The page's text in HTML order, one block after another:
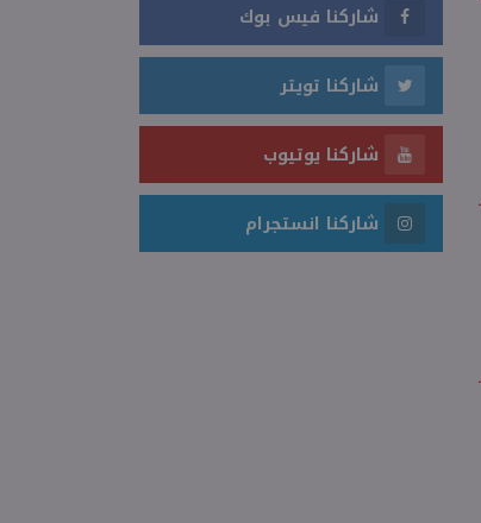
شاركنا فيس بوك
شاركنا تويتر
شاركنا يوتيوب
شاركنا انستجرام